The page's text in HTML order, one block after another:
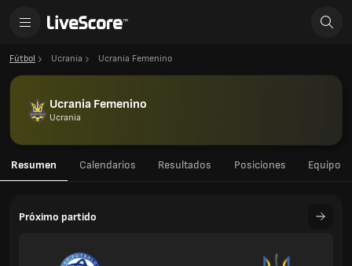
Fútbol Ucrania Ucrania Femenino
Ucrania Femenino
Ucrania
Resumen Calendarios Resultados Posiciones Equipo
Próximo partido